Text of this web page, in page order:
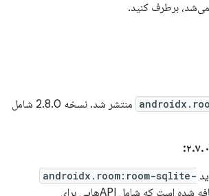
منتشر شد. نسخه 2.8.0 شامل
androidx.room:room-sqlite-
اضافه شده است که شامل APIهایی برای